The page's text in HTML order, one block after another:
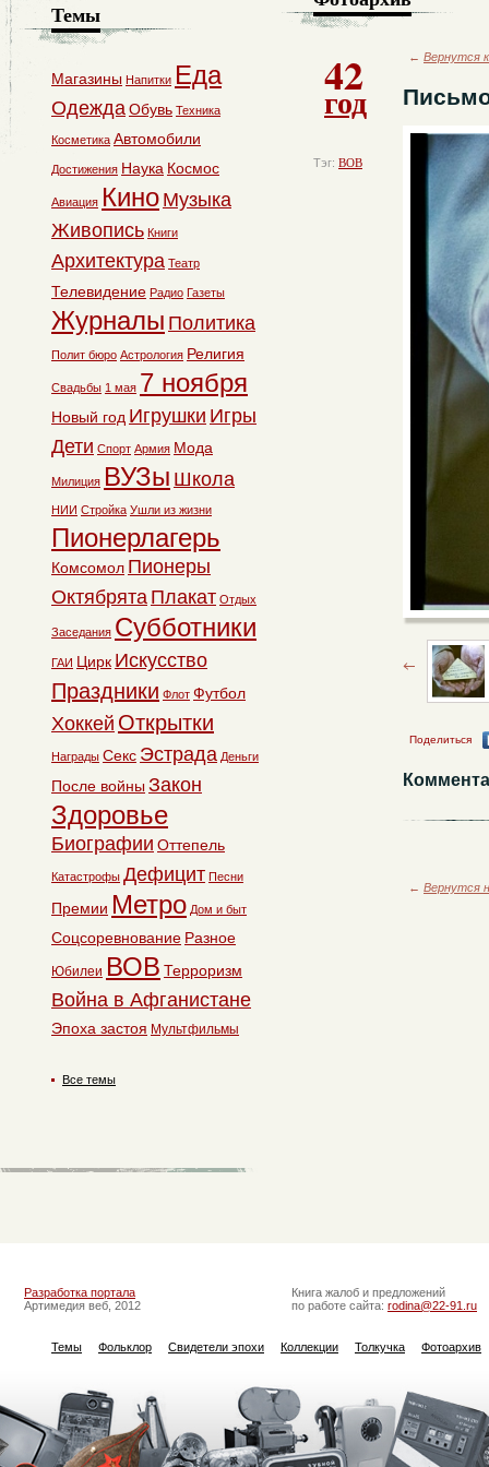
42
год
Тэг: ВОВ
← Вернутся
Поделиться
← Вернутся
Темы
Магазины Напитки Еда
ОдеждаОбувь Техника
Косметика Автомобили
Достижения Наука Космос
Авиация Кино Музыка
Живопись Книги
Архитектура Театр
Телевидение Радио Газеты
Журналы Политика
Полит бюро Астрология Религия
Свадьбы 1 мая 7 ноября
Новый год Игрушки Игры
Дети Спорт Армия Мода
Милиция ВУЗы Школа
НИИ Стройка Ушли из жизни
Пионерлагерь
Комсомол Пионеры
Октябрята Плакат Отдых
Заседания Субботники
ГАИ Цирк Искусство
Праздники Флот Футбол
Хоккей Открытки
Награды Секс Эстрада Деньги
После войны Закон
Здоровье
Биографии Оттепель
Катастрофы Дефицит Песни
Премии Метро Дом и быт
Соцсоревнование Разное
Юбилеи ВОВ Терроризм
Война в Афганистане
Эпоха застоя Мультфильмы
Все темы
Разработка портала
Артимедия веб, 2012
Книга жалоб и предложений
по работе сайта: rodina@22-91.ru
Темы Фольклор Свидетели эпохи Коллекции Толкучка Фотоархив